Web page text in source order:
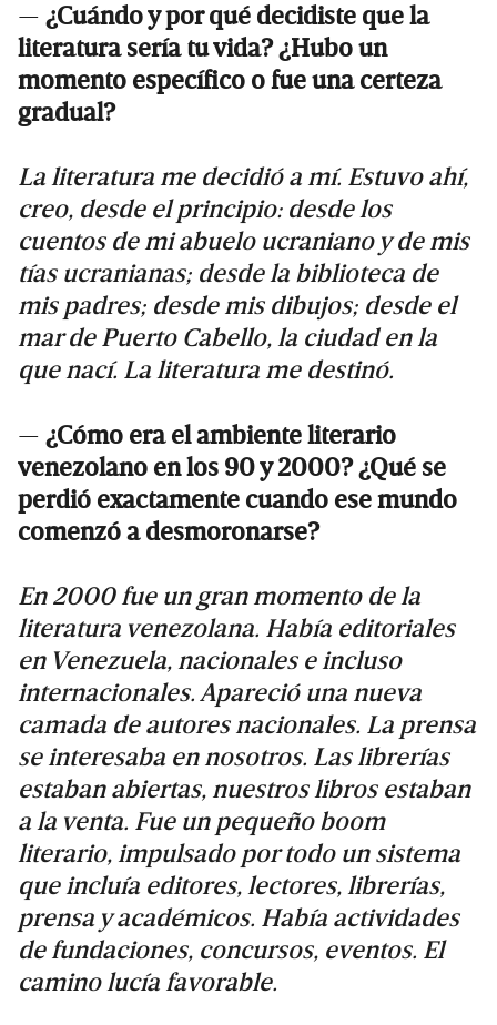
— ¿Cuándo y por qué decidiste que la
literatura sería tu vida? ¿Hubo un
momento específico o fue una certeza
gradual?
La literatura me decidió a mí. Estuvo ahí,
creo, desde el principio: desde los
cuentos de mi abuelo ucraniano y de mis
tías ucranianas; desde la biblioteca de
mis padres; desde mis dibujos; desde el
mar de Puerto Cabello, la ciudad en la
que nací. La literatura me destinó.
— ¿Cómo era el ambiente literario
venezolano en los 90 y 2000? ¿Qué se
perdió exactamente cuando ese mundo
comenzó a desmoronarse?
En 2000 fue un gran momento de la
literatura venezolana. Había editoriales
en Venezuela, nacionales e incluso
internacionales. Apareció una nueva
camada de autores nacionales. La prensa
se interesaba en nosotros. Las librerías
estaban abiertas, nuestros libros estaban
a la venta. Fue un pequeño boom
literario, impulsado por todo un sistema
que incluía editores, lectores, librerías,
prensa y académicos. Había actividades
de fundaciones, concursos, eventos. El
camino lucía favorable.